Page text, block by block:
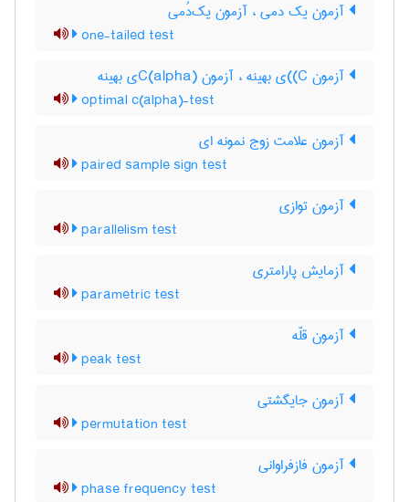
آزمون یک دمی ، آزمون یک‌دُمی
one-tailed test
آزمون C)‌)ی بهینه ، آزمون C(‌‌a‌l‌p‌h‌a)ی بهینه
optimal c(alpha)-test
آزمون علامت زوج نمونه ای
paired sample sign test
آزمون توازی
parallelism test
آزمایش پارامتری
parametric test
آزمون قلّه
peak test
آزمون جایگشتی
permutation test
آزمون فازفراوانی
phase frequency test